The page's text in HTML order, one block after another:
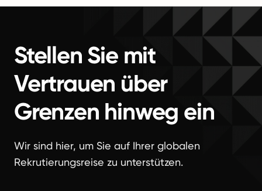
Stellen Sie mit
Vertrauen über
Grenzen hinweg ein
Wir sind hier, um Sie auf Ihrer globalen
Rekrutierungsreise zu unterstützen.